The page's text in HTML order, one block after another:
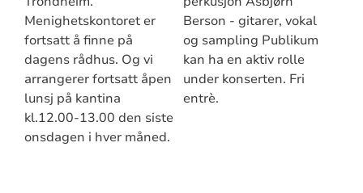
Menighetskontoret er
fortsatt å finne på
dagens rådhus. Og vi
arrangerer fortsatt åpen
lunsj på kantina
kl.12.00-13.00 den siste
onsdagen i hver måned.
Berson - gitarer, vokal
og sampling Publikum
kan ha en aktiv rolle
under konserten. Fri
entrè.